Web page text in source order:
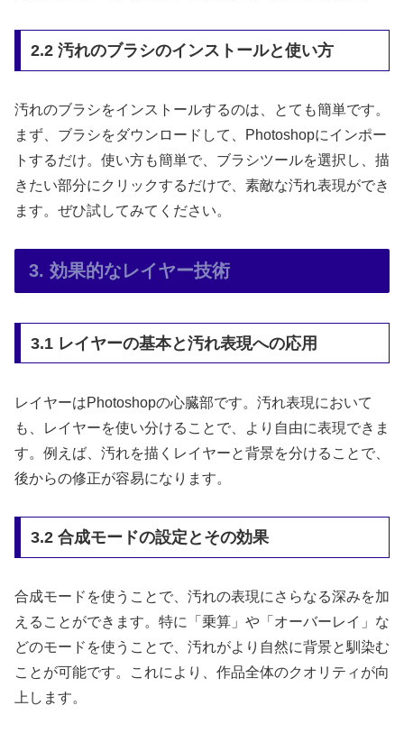
2.2 汚れのブラシのインストールと使い方
汚れのブラシをインストールするのは、とても簡単です。
まず、ブラシをダウンロードして、Photoshopにインポー
トするだけ。使い方も簡単で、ブラシツールを選択し、描
きたい部分にクリックするだけで、素敵な汚れ表現ができ
ます。ぜひ試してみてください。
3. 効果的なレイヤー技術
3.1 レイヤーの基本と汚れ表現への応用
レイヤーはPhotoshopの心臓部です。汚れ表現において
も、レイヤーを使い分けることで、より自由に表現できま
す。例えば、汚れを描くレイヤーと背景を分けることで、
後からの修正が容易になります。
3.2 合成モードの設定とその効果
合成モードを使うことで、汚れの表現にさらなる深みを加
えることができます。特に「乗算」や「オーバーレイ」な
どのモードを使うことで、汚れがより自然に背景と馴染む
ことが可能です。これにより、作品全体のクオリティが向
上します。